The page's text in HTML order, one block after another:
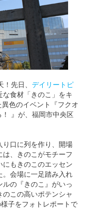
先日、 デイリートピ
な食材「きのこ」をキ
色のイベント『フクオ
』が、福岡市中央区
り口に列を作り、開場
、きのこがモチーフ
もきのこのエッセン
。会場に一足踏み入れ
の『きのこ』がいっ
この高いポテンシャ
子をフォトレポートで